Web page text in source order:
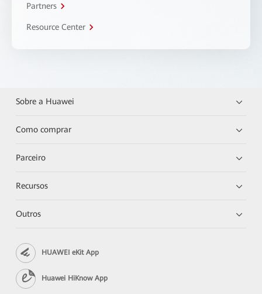
Partners
Resource Center
Sobre a Huawei
Como comprar
Parceiro
Recursos
Outros
HUAWEI eKit App
Huawei HiKnow App